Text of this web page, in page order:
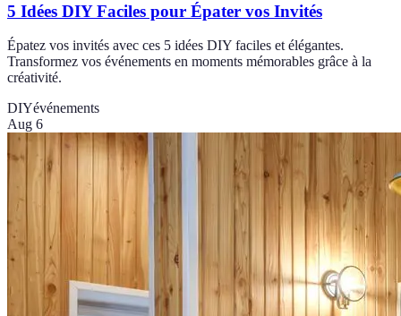
5 Idées DIY Faciles pour Épater vos Invités
Épatez vos invités avec ces 5 idées DIY faciles et élégantes.
Transformez vos événements en moments mémorables grâce à la
créativité.
DIYévénements
Aug 6